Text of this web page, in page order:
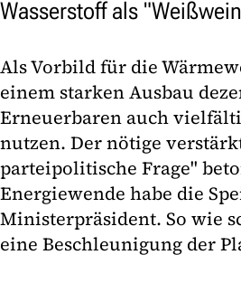
Wasserstoff als
Als Vorbild für die
einem starken Ausbau
Erneuerbaren auch
nutzen. Der nötige
parteipolitische Frage"
Energiewende habe die
Ministerpräsident. So wie
eine Beschleunigung der